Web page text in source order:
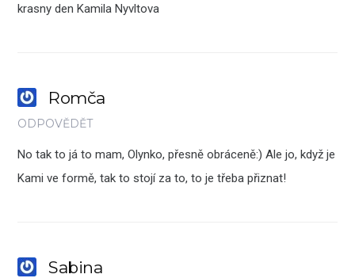
krasny den Kamila Nyvltova
Romča
ODPOVĚDĚT
No tak to já to mam, Olynko, přesně obráceně:) Ale jo, když je
Kami ve formě, tak to stojí za to, to je třeba přiznat!
Sabina